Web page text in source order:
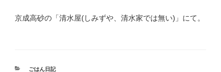
京成高砂の「清水屋(しみずや、清水家では無い)」にて。
カ
ごはん日記